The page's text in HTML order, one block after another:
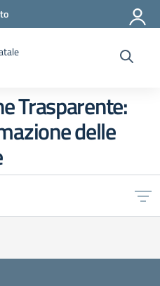
Trasparente:
delle